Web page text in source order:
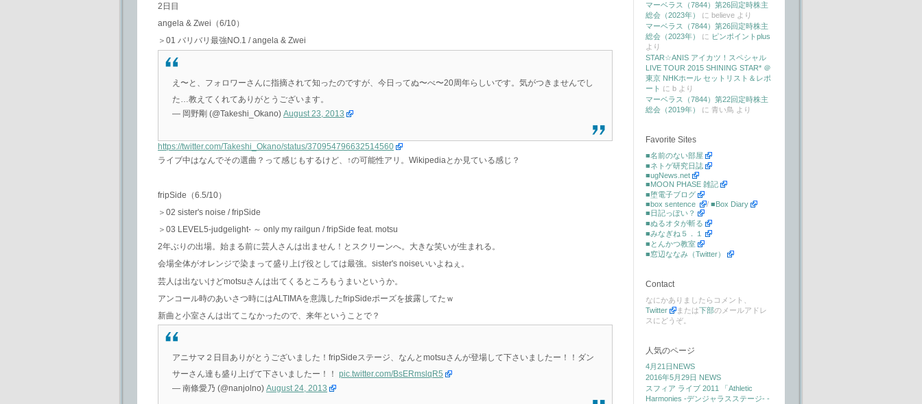
2日目
angela & Zwei（6/10）
＞01 バリバリ最強NO.1 / angela & Zwei
え〜と、フォロワーさんに指摘されて知ったのですが、今日ってぬ〜べ〜20周年らしいです。気がつきませんでし
た…教えてくれてありがとうございます。
— 岡野剛 (@Takeshi_Okano) August 23, 2013
https://twitter.com/Takeshi_Okano/status/370954796632514560
ライブ中はなんでその選曲？って感じもするけど、↑の可能性アリ。Wikipediaとか見ている感じ？
fripSide（6.5/10）
＞02 sister's noise / fripSide
＞03 LEVEL5-judgelight- ～ only my railgun / fripSide feat. motsu
2年ぶりの出場。始まる前に芸人さんは出ません！とスクリーンへ。大きな笑いが生まれる。
会場全体がオレンジで染まって盛り上げ役としては最強。sister's noiseいいよねぇ。
芸人は出ないけどmotsuさんは出てくるところもうまいというか。
アンコール時のあいさつ時にはALTIMAを意識したfripSideポーズを披露してたｗ
新曲と小室さんは出てこなかったので、来年ということで？
アニサマ２日目ありがとうございました！fripSideステージ、なんとmotsuさんが登場して下さいましたー！！ダン
サーさん達も盛り上げて下さいましたー！！ pic.twitter.com/BsERmslqR5
— 南條愛乃 (@nanjolno) August 24, 2013
マーベラス（7844）第26回定時株主
総会（2023年）
に believe より
マーベラス（7844）第26回定時株主
総会（2023年）
に ピンポイントplus
より
STAR☆ANIS アイカツ！スペシャル
LIVE TOUR 2015 SHINING STAR* ＠
東京 NHKホール セットリスト＆レポ
ート に b より
マーベラス（7844）第22回定時株主
総会（2019年）
に 青い鳥 より
Favorite Sites
■名前のない部屋
■ネトゲ研究日誌
■ugNews.net
■MOON PHASE 雑記
■堕電子ブログ
■box sentence
/ ■Box Diary
■日記っぽい？
■ぬるオタが斬る
■みなぎね５．１
■とんかつ教室
■窓辺ななみ（Twitter）
Contact
なにかありましたらコメント、
Twitter
または下部のメールアドレ
スにどうぞ。
人気のページ
4月21日NEWS
2016年5月29日 NEWS
スフィア ライブ 2011 「Athletic
Harmonies -デンジャラスステージ- -